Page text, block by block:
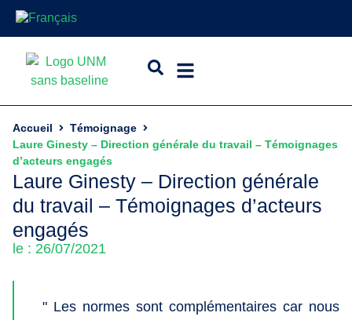
Accueil
Témoignage
Laure Ginesty – Direction générale du travail – Témoignages
d’acteurs engagés
Laure Ginesty – Direction générale
du travail – Témoignages d’acteurs
engagés
le : 26/07/2021
" Les normes sont complémentaires car nous